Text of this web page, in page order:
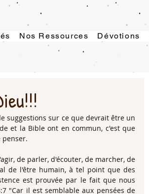
Nos Ressources Dévotions
suggestions sur ce que devrait être un
et la Bible ont en commun, c'est que
de parler, d'écouter, de marcher, de
de l'être humain, à tel point que des
est prouvée par le fait que nous
"Car il est semblable aux pensées de